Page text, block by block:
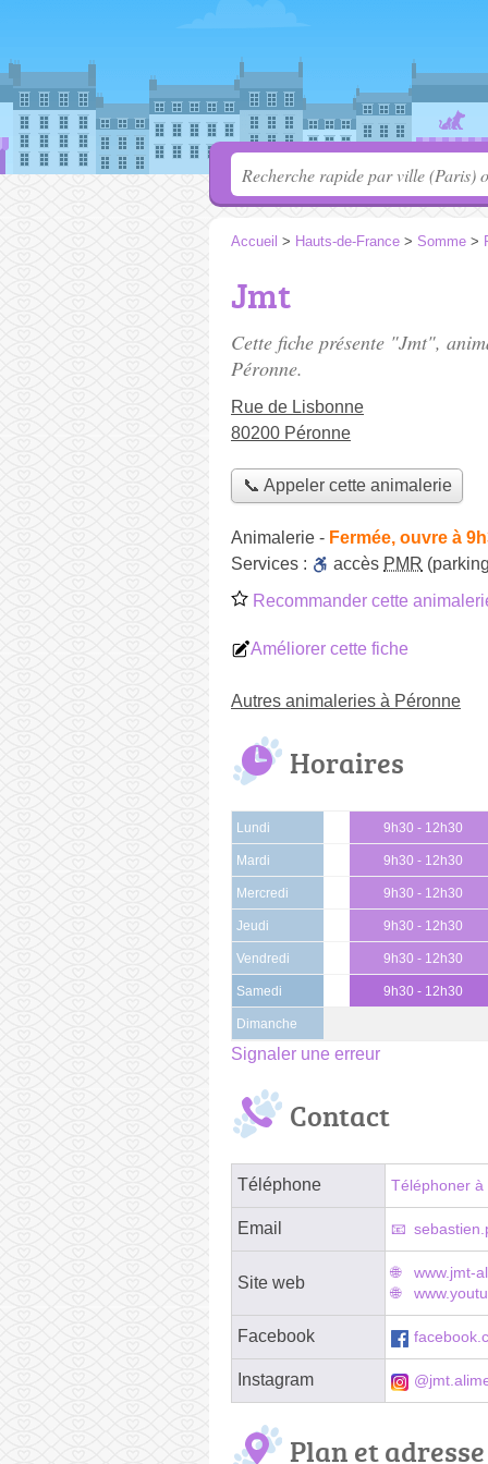
Accueil > Hauts-de-France > Somme >
Jmt
Cette fiche présente "Jmt",
Péronne.
Rue de Lisbonne
80200 Péronne
📞 Appeler cette animalerie
Animalerie - Fermée, ouvre à
Services :
accès PMR
Recommander cette
Améliorer cette fiche
Autres animaleries à Péronne
Horaires
Lundi 9h30 - 12h30
Mardi 9h30 - 12h30
Mercredi 9h30 - 12h30
Jeudi 9h30 - 12h30
Vendredi 9h30 - 12h30
Samedi 9h30 - 12h30
Dimanche
Signaler une erreur
Contact
Téléphone Téléphoner à
Email
Site web
www.jmt-
Facebook
Instagram
Plan et adresse